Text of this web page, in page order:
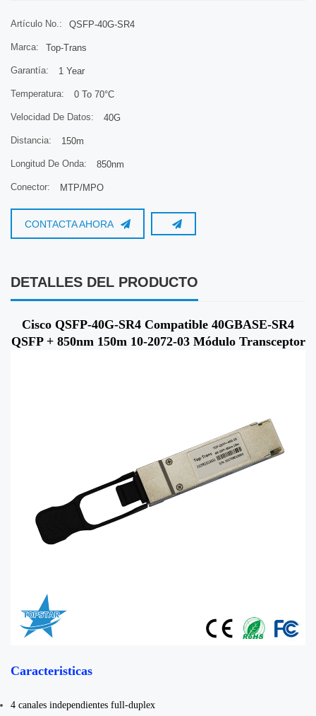
Artículo No.: QSFP-40G-SR4
Marca: Top-Trans
Garantía: 1 Year
Temperatura: 0 To 70°C
Velocidad De Datos: 40G
Distancia: 150m
Longitud De Onda: 850nm
Conector: MTP/MPO
CONTACTA AHORA
DETALLES DEL PRODUCTO
Cisco QSFP-40G-SR4 Compatible 40GBASE-SR4
QSFP + 850nm 150m 10-2072-03 Módulo Transceptor
Caracteristicas
4 canales independientes full-duplex